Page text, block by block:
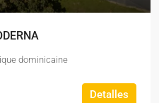
dominicaine
Detalles